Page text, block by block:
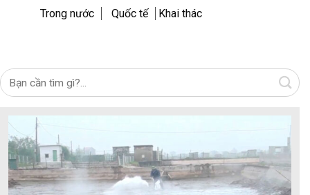
Trong nước Quốc tế Khai thác